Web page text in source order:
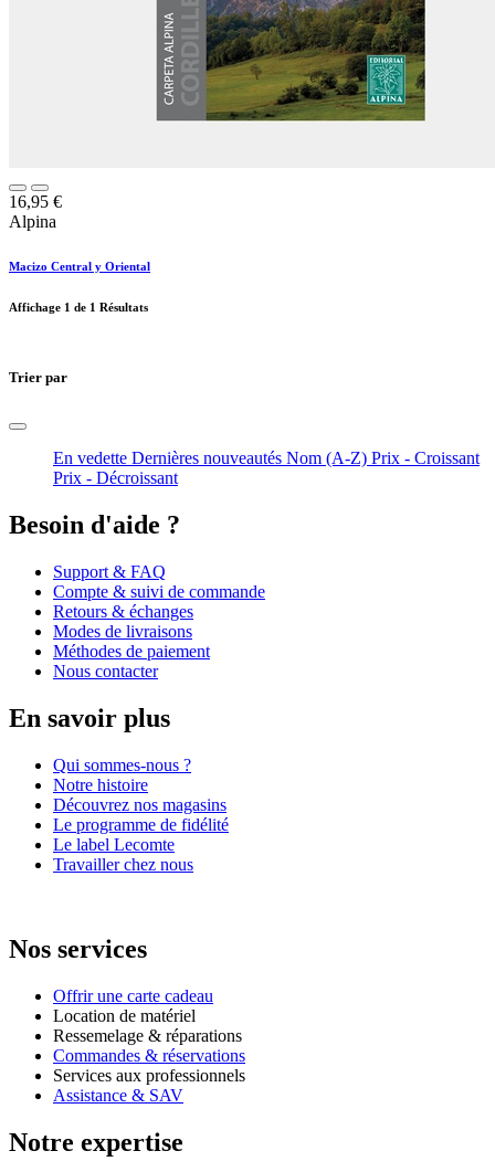
16,95 €
Alpina
Macizo Central y Oriental
Affichage 1 de 1 Résultats
Trier par
En vedette Dernières nouveautés Nom (A-Z) Prix - Croissant
Prix - Décroissant
Besoin d'aide ?
Support & FAQ
Compte & suivi de commande
Retours & échanges
Modes de livraisons
Méthodes de paiement
Nous contacter
En savoir plus
Qui sommes-nous ?
Notre histoire
Découvrez nos magasins
Le programme de fidélité
Le label Lecomte
Travailler chez nous
Nos services
Offrir une carte cadeau
Location de matériel
Ressemelage & réparations
Commandes & réservations
Services aux professionnels
Assistance & SAV
Notre expertise